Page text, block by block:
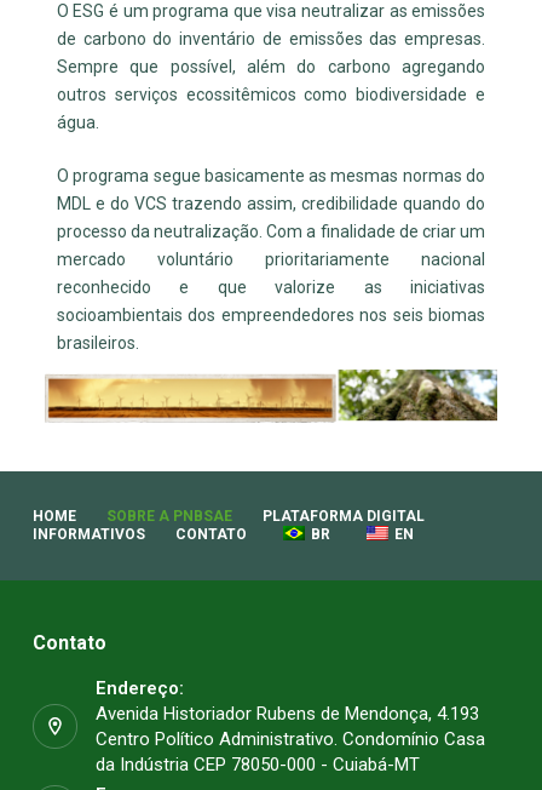
O ESG é um programa que visa neutralizar as emissões
de carbono do inventário de emissões das empresas.
Sempre que possível, além do carbono agregando
outros serviços ecossitêmicos como biodiversidade e
água.
O programa segue basicamente as mesmas normas do
MDL e do VCS trazendo assim, credibilidade quando do
processo da neutralização. Com a finalidade de criar um
mercado voluntário prioritariamente nacional
reconhecido e que valorize as iniciativas
socioambientais dos empreendedores nos seis biomas
brasileiros.
HOME SOBRE A PNBSAE
PLATAFORMA DIGITAL
INFORMATIVOS
CONTATO BR EN
Contato
Endereço:
Avenida Historiador Rubens de Mendonça, 4.193
Centro Político Administrativo. Condomínio Casa
da Indústria CEP 78050-000 - Cuiabá-MT